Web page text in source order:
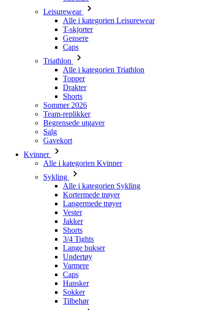
Leisurewear
Alle i kategorien Leisurewear
T-skjorter
Gensere
Caps
Triathlon
Alle i kategorien Triathlon
Topper
Drakter
Shorts
Sommer 2026
Team-replikker
Begrensede utgaver
Salg
Gavekort
Kvinner
Alle i kategorien Kvinner
Sykling
Alle i kategorien Sykling
Kortermede trøyer
Langermede trøyer
Vester
Jakker
Shorts
3/4 Tights
Lange bukser
Undertøy
Varmere
Caps
Hansker
Sokker
Tilbehør